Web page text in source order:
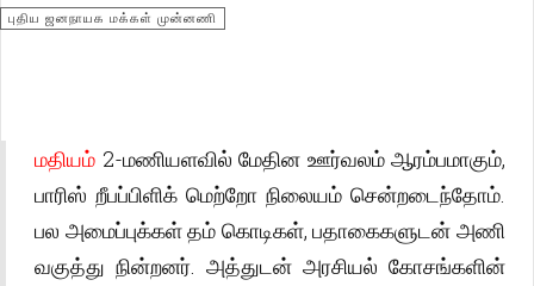
புதிய ஜனநாயக மக்கள் முன்னணி
மதியம் 2-மணியளவில் மேதின ஊர்வலம் ஆரம்பமாகும்,
பாரிஸ் றீபப்பிளிக் மெற்றோ நிலையம் சென்றடைந்தோம்.
பல அமைப்புக்கள் தம் கொடிகள், பதாகைகளுடன் அணி
வகுத்து நின்றனர். அத்துடன் அரசியல் கோசங்களின்